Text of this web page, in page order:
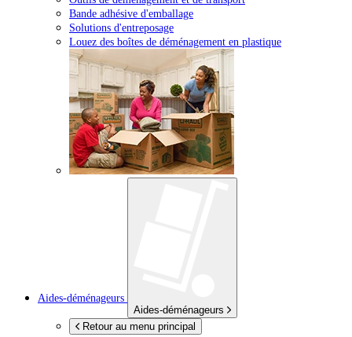
Bande adhésive d'emballage
Solutions d'entreposage
Louez des boîtes de déménagement en plastique
Aides-déménageurs
Aides-déménageurs
Retour au menu principal